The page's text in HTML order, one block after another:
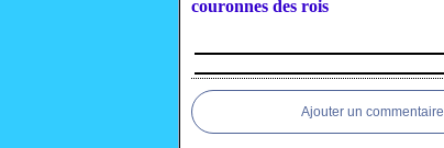
couronnes des rois
Ajouter un commentaire